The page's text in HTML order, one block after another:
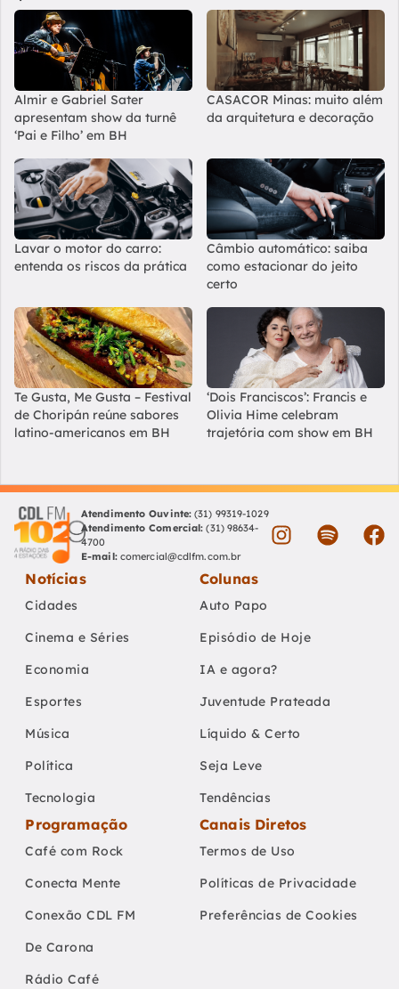
Almir e Gabriel Sater
apresentam show da turnê
‘Pai e Filho’ em BH
CASACOR Minas: muito além
da arquitetura e decoração
Lavar o motor do carro:
entenda os riscos da prática
Câmbio automático: saiba
como estacionar do jeito
certo
Te Gusta, Me Gusta – Festival
de Choripán reúne sabores
latino-americanos em BH
‘Dois Franciscos’: Francis e
Olivia Hime celebram
trajetória com show em BH
Atendimento Ouvinte: (31) 99319-1029
Atendimento Comercial: (31) 98634-
4700
E-mail: comercial@cdlfm.com.br
Notícias
Cidades
Cinema e Séries
Economia
Esportes
Música
Política
Tecnologia
Colunas
Auto Papo
Episódio de Hoje
IA e agora?
Juventude Prateada
Líquido & Certo
Seja Leve
Tendências
Programação
Café com Rock
Conecta Mente
Conexão CDL FM
De Carona
Rádio Café
Canais Diretos
Termos de Uso
Políticas de Privacidade
Preferências de Cookies